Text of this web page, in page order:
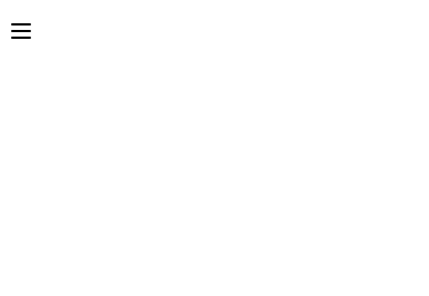
profil